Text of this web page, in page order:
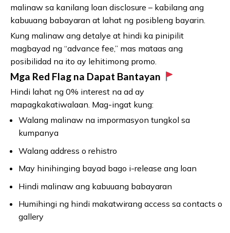
malinaw sa kanilang loan disclosure – kabilang ang
kabuuang babayaran at lahat ng posibleng bayarin.
Kung malinaw ang detalye at hindi ka pinipilit
magbayad ng “advance fee,” mas mataas ang
posibilidad na ito ay lehitimong promo.
Mga Red Flag na Dapat Bantayan
Hindi lahat ng 0% interest na ad ay
mapagkakatiwalaan. Mag-ingat kung:
Walang malinaw na impormasyon tungkol sa
kumpanya
Walang address o rehistro
May hinihinging bayad bago i-release ang loan
Hindi malinaw ang kabuuang babayaran
Humihingi ng hindi makatwirang access sa contacts o
gallery